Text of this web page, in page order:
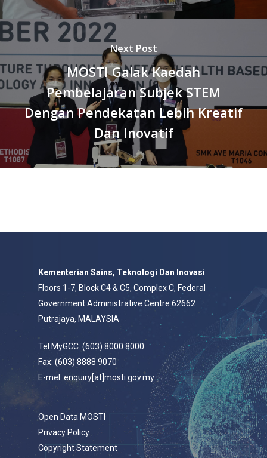
Next Post
MOSTI Galak Kaedah
Pembelajaran Subjek STEM
Dengan Pendekatan Lebih Kreatif
Dan Inovatif
Kementerian Sains, Teknologi Dan Inovasi
Floors 1-7, Block C4 & C5, Complex C, Federal
Government Administrative Centre 62662
Putrajaya, MALAYSIA
Tel MyGCC: (603) 8000 8000
Fax: (603) 8888 9070
E-mel: enquiry[at]mosti.gov.my
Open Data MOSTI
Privacy Policy
Copyright Statement